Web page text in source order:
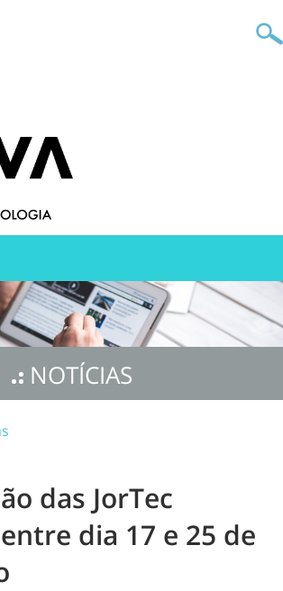
NOTÍCIAS
das JorTec
dia 17 e 25 de